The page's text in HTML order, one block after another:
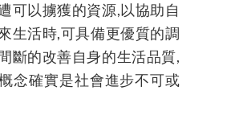
可以擄獲的資源,以協助自
生活時,可具備更優質的調
斷的改善自身的生活品質,
念確實是社會進步不可或